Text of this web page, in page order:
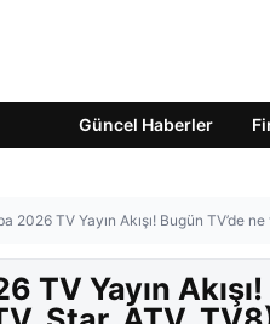
Güncel Haberler
2026 TV Yayın Akışı! Bugün TV’de
TV Yayın